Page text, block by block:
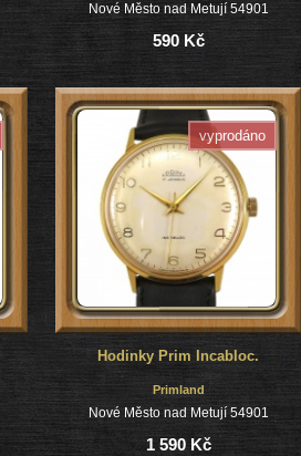
Nové Město nad Metují 54901
590 Kč
vyprodáno
Hodinky Prim Incabloc.
Primland
Nové Město nad Metují 54901
1 590 Kč